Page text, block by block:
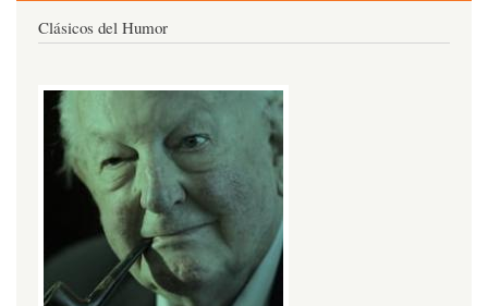
Clásicos del Humor